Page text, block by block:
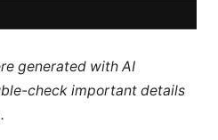
generated with AI
check important details